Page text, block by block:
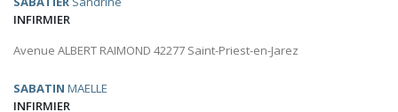
INFIRMIER
Avenue ALBERT RAIMOND 42277 Saint-Priest-en-Jarez
SABATIN MAELLE
INFIRMIER